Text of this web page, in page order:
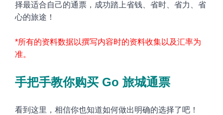
择最适合自己的通票，成功踏上省钱、省时、省力、省
心的旅途 ！
*所有的资料数据以撰写内容时的资料收集以及汇率为
准。
手把手教你购买 Go 旅城通票
看到这里，相信你也知道如何做出明确的选择了吧 ！